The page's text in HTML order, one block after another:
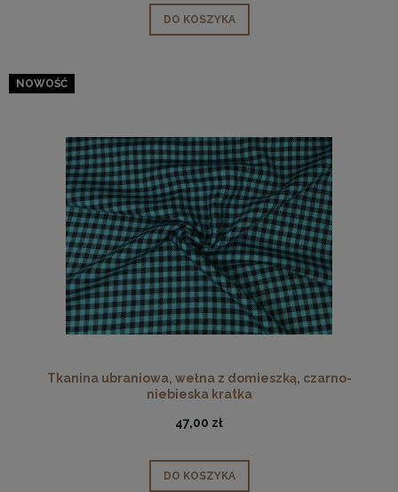
DO KOSZYKA
Tkanina ubraniowa, wełna z domieszką, czarno-
niebieska kratka
47,00 zł
DO KOSZYKA
NOWOŚĆ